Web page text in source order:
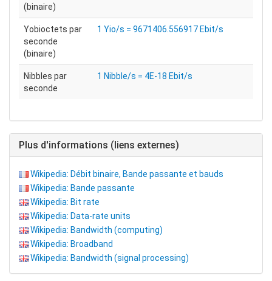
(binaire)
Yobioctets par
seconde
(binaire)
1 Yio/s = 9671406.556917 Ebit/s
Nibbles par
seconde
1 Nibble/s = 4E-18 Ebit/s
Plus d'informations (liens externes)
Wikipedia: Débit binaire, Bande passante et bauds
Wikipedia: Bande passante
Wikipedia: Bit rate
Wikipedia: Data-rate units
Wikipedia: Bandwidth (computing)
Wikipedia: Broadband
Wikipedia: Bandwidth (signal processing)